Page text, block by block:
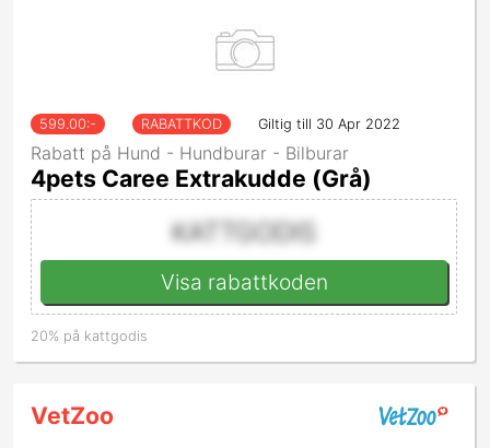
599.00:- RABATTKOD Giltig till 30 Apr 2022
Rabatt på Hund - Hundburar - Bilburar
4pets Caree Extrakudde (Grå)
KATTGODIS
Visa rabattkoden
20% på kattgodis
VetZoo